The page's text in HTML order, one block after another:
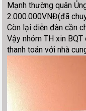
Mạnh thường quân
2.000.000VNĐ(đã
Còn lại diễn đàn cần
Vậy nhóm TH xin
thanh toán với nhà